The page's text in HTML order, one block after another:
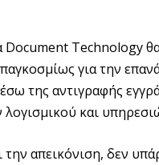
Document Technology
για την
της αντιγραφής
και
απεικόνιση, δεν